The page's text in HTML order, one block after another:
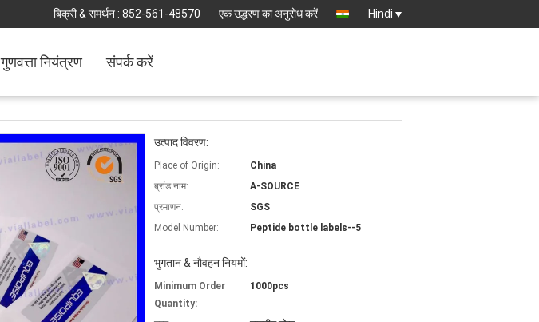
बिक्री & समर्थन : 852-561-48570 एक उद्धरण का अनुरोध करें Hindi
गुणवत्ता नियंत्रण संपर्क करें
उत्पाद विवरण:
Place of Origin:
China
ब्रांड नाम:
A-SOURCE
प्रमाणन:
SGS
Model Number:
Peptide bottle labels--5
भुगतान & नौवहन नियमों:
Minimum Order
Quantity:
1000pcs